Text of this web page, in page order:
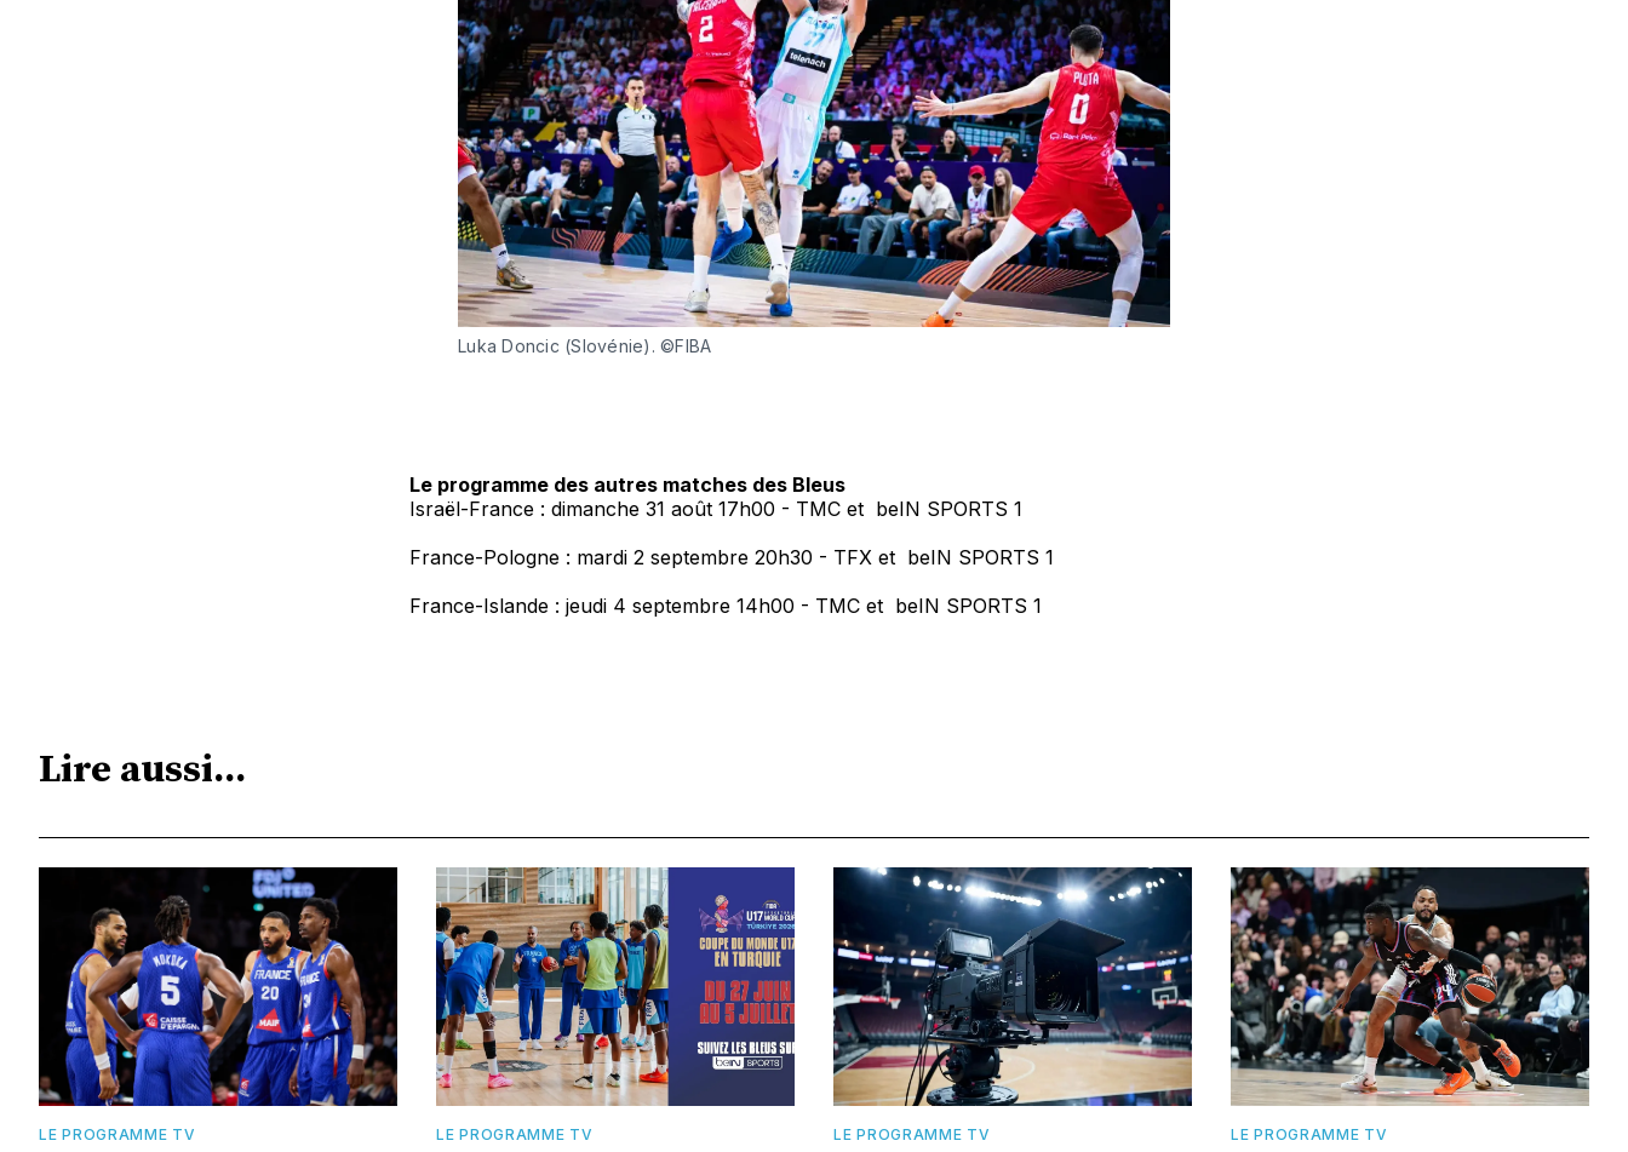
Luka Doncic (Slovénie). ©FIBA
Le programme des autres matches des Bleus
Israël-France : dimanche 31 août 17h00 - TMC et beIN SPORTS 1
France-Pologne : mardi 2 septembre 20h30 - TFX et beIN SPORTS 1
France-Islande : jeudi 4 septembre 14h00 - TMC et beIN SPORTS 1
Lire aussi...
LE PROGRAMME TV LE PROGRAMME TV LE PROGRAMME TV LE PROGRAMME TV